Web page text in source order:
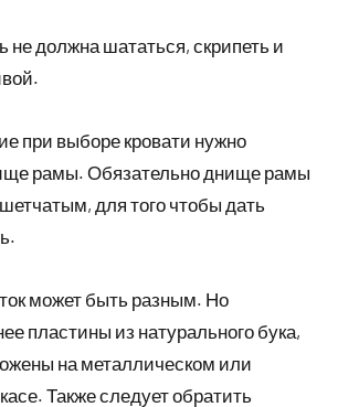
не должна шататься, скрипеть и
при выборе кровати нужно
рамы. Обязательно днище рамы
для того чтобы дать
может быть разным. Но
пластины из натурального бука,
на металлическом или
Также следует обратить